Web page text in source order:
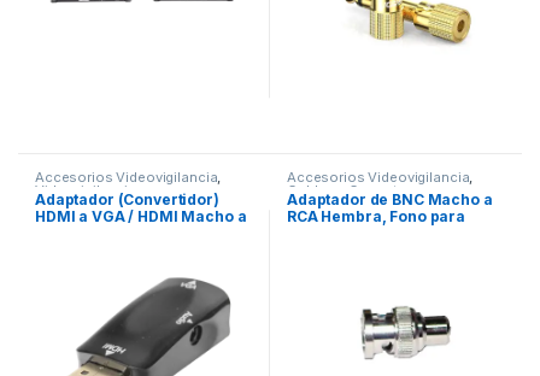
Accesorios Videovigilancia,
Videovigilancia
Adaptador (Convertidor)
HDMI a VGA / HDMI Macho a
mm / Chapado en Níquel
Accesorios Videovigilancia,
Cables y Conectores ,
Videovigilancia
Adaptador de BNC Macho a
RCA Hembra, Fono para